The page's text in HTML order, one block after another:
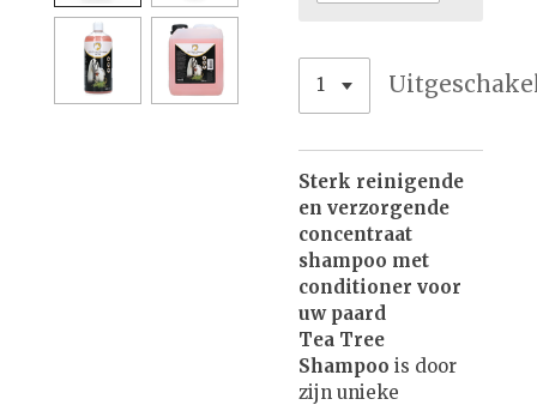
Sterk reinigende
en verzorgende
concentraat
shampoo met
conditioner voor
uw paard
Tea Tree
Shampoo is door
zijn unieke